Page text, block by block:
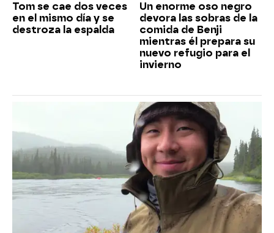
Tom se cae dos veces
en el mismo día y se
destroza la espalda
Un enorme oso negro
devora las sobras de la
comida de Benji
mientras él prepara su
nuevo refugio para el
invierno